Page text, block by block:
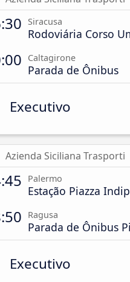
Siracusa
Rodoviária Corso
Caltagirone
Parada de Ônibus
Executivo
Azienda Siciliana Trasporti
Palermo
Estação Piazza
Ragusa
Parada de Ônibus
Executivo